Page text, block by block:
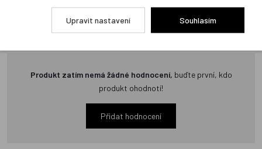
Recenze
Produkt zatím nemá žádné hodnocení, buďte první, kdo
produkt ohodnotí!
Přidat hodnocení
Upravit nastavení Souhlasím